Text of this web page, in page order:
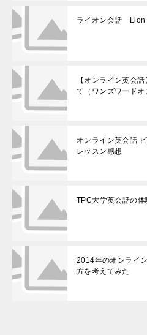
ライオン会話 Lion
【オンライン英会
て（ワンズワードオ
オンライン英会話
レッスン感想
TPC大学英会話の
2014年のオンライ
方を考えてみた